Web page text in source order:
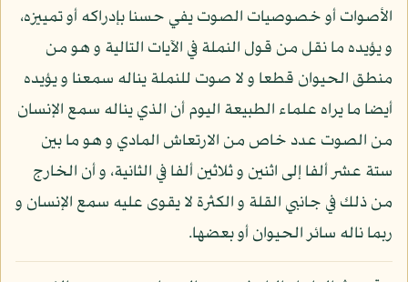
الأصوات أو خصوصيات الصوت يفي حسنا بإدراكه أو تمييزه،
و يؤيده ما نقل من قول النملة في الآيات التالية و هو من
منطق الحيوان قطعا و لا صوت للنملة يناله سمعنا و يؤيده
أيضا ما يراه علماء الطبيعة اليوم أن الذي يناله سمع الإنسان
من الصوت عدد خاص من الارتعاش المادي و هو ما بين
ستة عشر ألفا إلى اثنين و ثلاثين ألفا في الثانية، و أن الخارج
من ذلك في جانبي القلة و الكثرة لا يقوى عليه سمع الإنسان و
ربما ناله سائر الحيوان أو بعضها.